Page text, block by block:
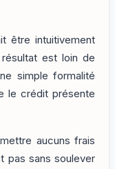
être intuitivement
est loin de
simple formalité
le crédit présente
aucuns frais
pas sans soulever